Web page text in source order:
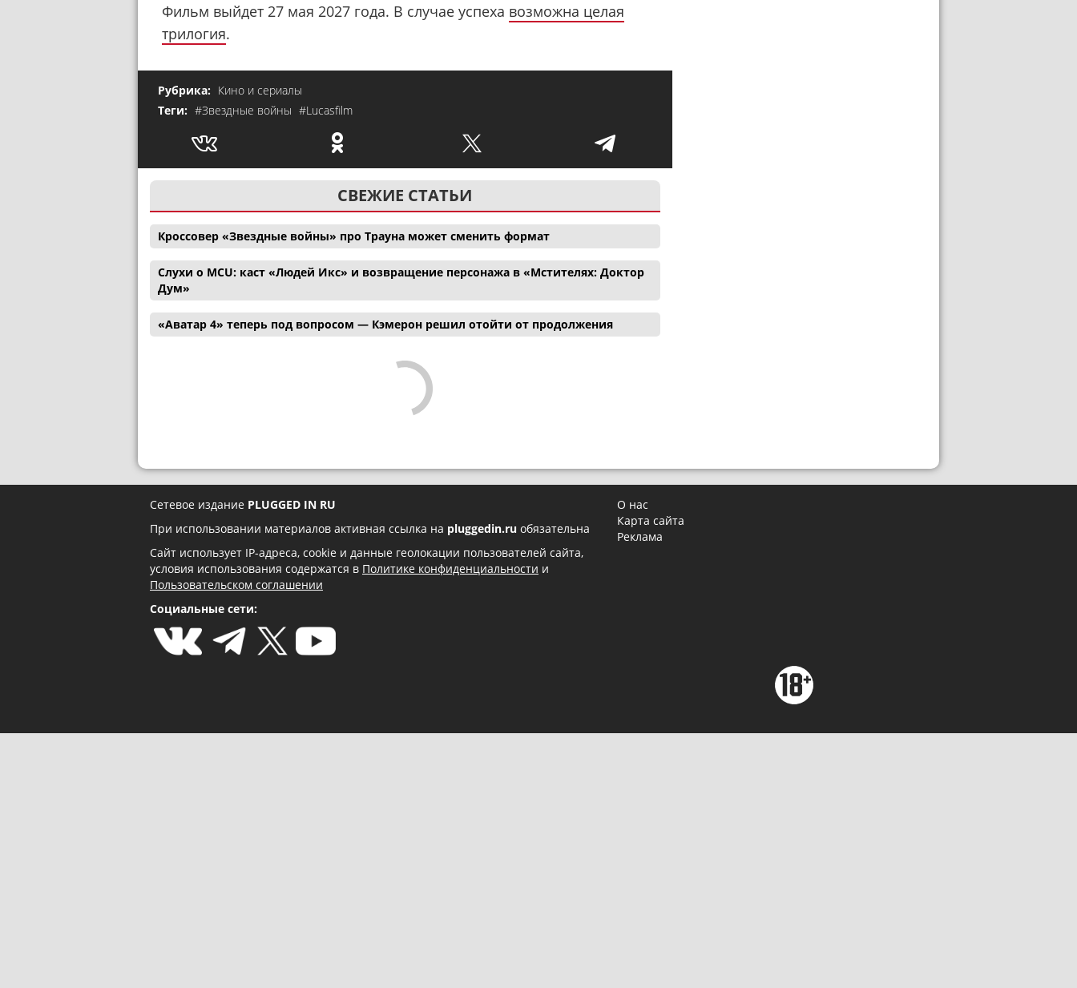
Фильм выйдет 27 мая 2027 года. В случае успеха возможна целая
трилогия.
Рубрика: Кино и сериалы
Теги: #Звездные войны #Lucasfilm
СВЕЖИЕ СТАТЬИ
Кроссовер «Звездные войны» про Трауна может сменить формат
Слухи о MCU: каст «Людей Икс» и возвращение персонажа в «Мстителях: Доктор
Дум»
«Аватар 4» теперь под вопросом — Кэмерон решил отойти от продолжения
Сетевое издание PLUGGED IN RU
При использовании материалов активная ссылка на pluggedin.ru обязательна
Сайт использует IP-адреса, cookie и данные геолокации пользователей сайта,
условия использования содержатся в Политике конфиденциальности и
Пользовательском соглашении
Социальные сети:
О нас
Карта сайта
Реклама